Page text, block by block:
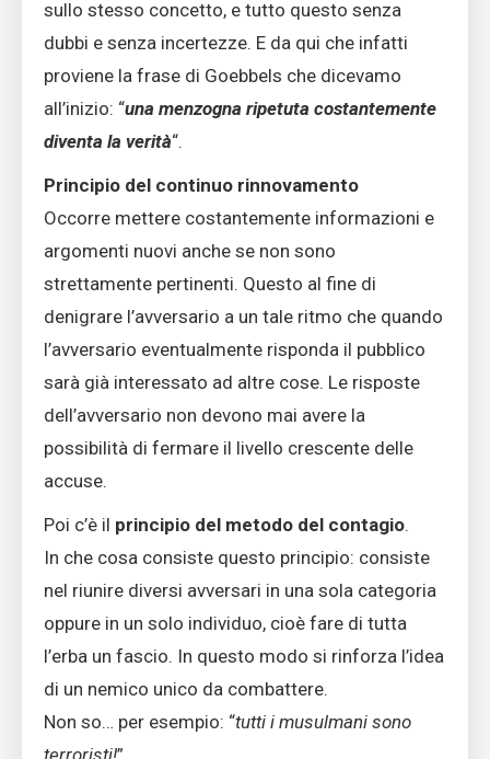
sullo stesso concetto, e tutto questo senza
dubbi e senza incertezze. E da qui che infatti
proviene la frase di Goebbels che dicevamo
all’inizio: “una menzogna ripetuta costantemente
diventa la verità“.
Principio del continuo rinnovamento
Occorre mettere costantemente informazioni e
argomenti nuovi anche se non sono
strettamente pertinenti. Questo al fine di
denigrare l’avversario a un tale ritmo che quando
l’avversario eventualmente risponda il pubblico
sarà già interessato ad altre cose. Le risposte
dell’avversario non devono mai avere la
possibilità di fermare il livello crescente delle
accuse.
Poi c’è il principio del metodo del contagio.
In che cosa consiste questo principio: consiste
nel riunire diversi avversari in una sola categoria
oppure in un solo individuo, cioè fare di tutta
l’erba un fascio. In questo modo si rinforza l’idea
di un nemico unico da combattere.
Non so… per esempio: “tutti i musulmani sono
terroristi!”